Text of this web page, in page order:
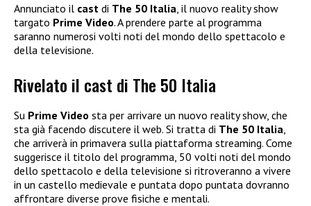
Annunciato il cast di The 50 Italia , il nuovo reality show
targato Prime Video. A prendere parte al programma
saranno numerosi volti noti del mondo dello spettacolo e
della televisione.
Rivelato il cast di The 50 Italia
Su Prime Video sta per arrivare un nuovo reality show, che
sta già facendo discutere il web. Si tratta di The 50 Italia,
che arriverà in primavera sulla piattaforma streaming. Come
suggerisce il titolo del programma, 50 volti noti del mondo
dello spettacolo e della televisione si ritroveranno a vivere
in un castello medievale e puntata dopo puntata dovranno
affrontare diverse prove fisiche e mentali.